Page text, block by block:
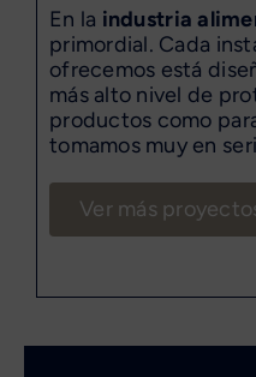
En la industria
primordial. Cada
ofrecemos está
más alto nivel de
productos como
tomamos muy en
Ver más